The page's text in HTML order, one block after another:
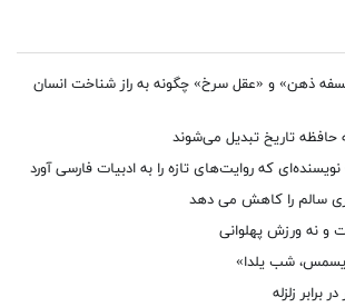
ذهن» و «عقل سرخ» چگونه به راز شناخت انسان
حافظه تاریخ تبدیل می‌شوند
که روایت‌های تازه را به ادبیات فارسی آورد
سالم را کاهش می دهد
و نه ورزش پهلوانی
شب یلدا»
برابر زلزله